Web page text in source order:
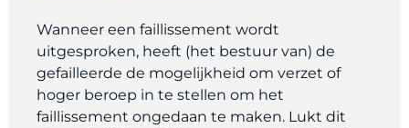
Wanneer een faillissement wordt
uitgesproken, heeft (het bestuur van) de
gefailleerde de mogelijkheid om verzet of
hoger beroep in te stellen om het
faillissement ongedaan te maken. Lukt dit